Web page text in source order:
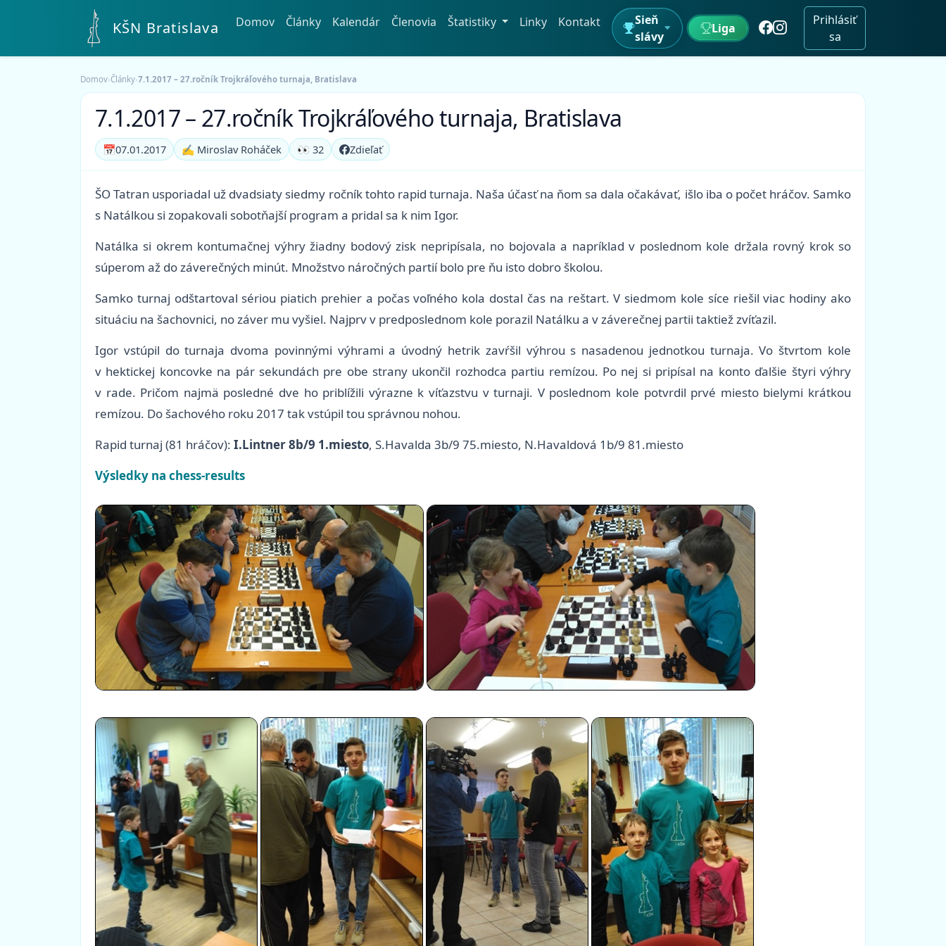
KŠN Bratislava Domov Články Kalendár Členovia Štatistiky Linky Kontakt
Sieň
slávy
Liga
Prihlásiť
sa
Domov›Články›7.1.2017 – 27.ročník Trojkráľového turnaja, Bratislava
7.1.2017 – 27.ročník Trojkráľového turnaja, Bratislava
📅07.01.2017 ✍️ Miroslav Roháček 👀 32 Zdieľať
ŠO Tatran usporiadal už dvadsiaty siedmy ročník tohto rapid turnaja. Naša účasť na ňom sa dala očakávať, išlo iba o počet hráčov. Samko
s Natálkou si zopakovali sobotňajší program a pridal sa k nim Igor.
Natálka si okrem kontumačnej výhry žiadny bodový zisk nepripísala, no bojovala a napríklad v poslednom kole držala rovný krok so
súperom až do záverečných minút. Množstvo náročných partií bolo pre ňu isto dobro školou.
Samko turnaj odštartoval sériou piatich prehier a počas voľného kola dostal čas na reštart. V siedmom kole síce riešil viac hodiny ako
situáciu na šachovnici, no záver mu vyšiel. Najprv v predposlednom kole porazil Natálku a v záverečnej partii taktiež zvíťazil.
Igor vstúpil do turnaja dvoma povinnými výhrami a úvodný hetrik zavŕšil výhrou s nasadenou jednotkou turnaja. Vo štvrtom kole
v hektickej koncovke na pár sekundách pre obe strany ukončil rozhodca partiu remízou. Po nej si pripísal na konto ďalšie štyri výhry
v rade. Pričom najmä posledné dve ho priblížili výrazne k víťazstvu v turnaji. V poslednom kole potvrdil prvé miesto bielymi krátkou
remízou. Do šachového roku 2017 tak vstúpil tou správnou nohou.
Rapid turnaj (81 hráčov): I.Lintner 8b/9 1.miesto, S.Havalda 3b/9 75.miesto, N.Havaldová 1b/9 81.miesto
Výsledky na chess-results